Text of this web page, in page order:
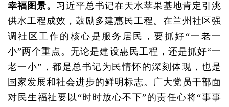
幸福图景。 习近平总书记在天水苹果基地肯定引洮
供水工程成效，鼓励多建惠民工程。在兰州社区强
调社区工作的核心是服务居民，要抓好“一老一
小”两个重点。无论是建设惠民工程，还是抓好“一
老一小”，都是总书记为民情怀的深刻体现，也是
国家发展和社会进步的鲜明标志。广大党员干部面
对民生福祉要以“时时放心不下”的责任心将“事事